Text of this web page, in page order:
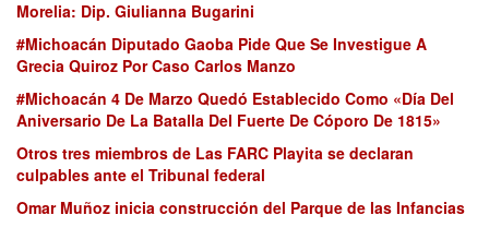
Morelia: Dip. Giulianna Bugarini
#Michoacán Diputado Gaoba Pide Que Se Investigue A
Grecia Quiroz Por Caso Carlos Manzo
#Michoacán 4 De Marzo Quedó Establecido Como «Día Del
Aniversario De La Batalla Del Fuerte De Cóporo De 1815»
Otros tres miembros de Las FARC Playita se declaran
culpables ante el Tribunal federal
Omar Muñoz inicia construcción del Parque de las Infancias